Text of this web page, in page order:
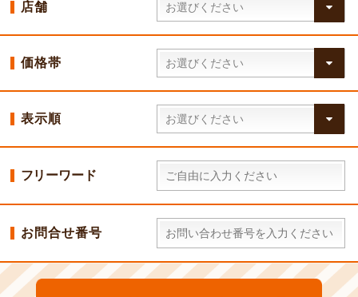
店舗
価格帯
表示順
フリーワード
お問合せ番号